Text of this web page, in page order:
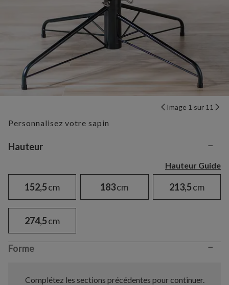
Image 1 sur 11
Personnalisez votre sapin
Variant selection
Hauteur −
Hauteur Guide
152,5cm 183cm 213,5cm
274,5cm
Forme −
Complétez les sections précédentes pour continuer.